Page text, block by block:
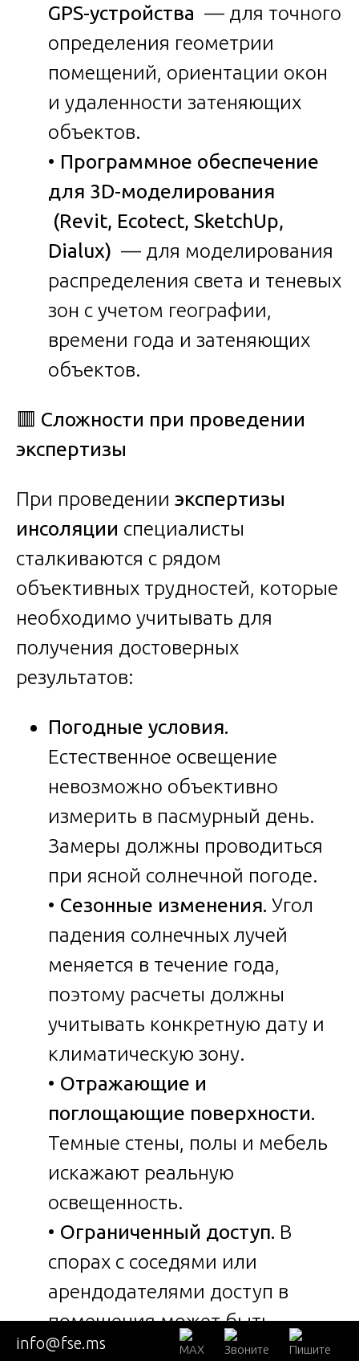
GPS-устройства — для точного
определения геометрии
помещений, ориентации окон
и удаленности затеняющих
объектов.
• Программное обеспечение
для 3D-моделирования
(Revit, Ecotect, SketchUp,
Dialux) — для моделирования
распределения света и теневых
зон с учетом географии,
времени года и затеняющих
объектов.
🟥 Сложности при проведении
экспертизы
При проведении экспертизы
инсоляции специалисты
сталкиваются с рядом
объективных трудностей, которые
необходимо учитывать для
получения достоверных
результатов:
Погодные условия.
Естественное освещение
невозможно объективно
измерить в пасмурный день.
Замеры должны проводиться
при ясной солнечной погоде.
• Сезонные изменения. Угол
падения солнечных лучей
меняется в течение года,
поэтому расчеты должны
учитывать конкретную дату и
климатическую зону.
• Отражающие и
поглощающие поверхности.
Темные стены, полы и мебель
искажают реальную
освещенность.
• Ограниченный доступ. В
спорах с соседями или
арендодателями доступ в
помещения может быть
затруднен.
info@fse.ms